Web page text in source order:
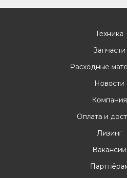
Техника
Запчасти
Расходные
Новости
Компания
Оплата и
Лизинг
Вакансии